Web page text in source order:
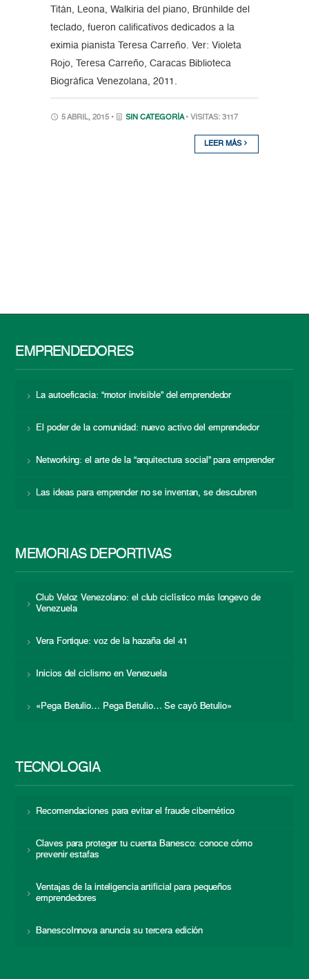
Titán, Leona, Walkiria del piano, Brünhilde del
teclado, fueron calificativos dedicados a la
eximia pianista Teresa Carreño. Ver: Violeta
Rojo, Teresa Carreño, Caracas Biblioteca
Biográfica Venezolana, 2011.
5 ABRIL, 2015 • SIN CATEGORÍA • VISITAS: 3117
LEER MÁS
EMPRENDEDORES
La autoeficacia: “motor invisible” del emprendedor
El poder de la comunidad: nuevo activo del emprendedor
Networking: el arte de la “arquitectura social” para emprender
Las ideas para emprender no se inventan, se descubren
MEMORIAS DEPORTIVAS
Club Veloz Venezolano: el club ciclístico más longevo de
Venezuela
Vera Fortique: voz de la hazaña del 41
Inicios del ciclismo en Venezuela
«Pega Betulio… Pega Betulio… Se cayó Betulio»
TECNOLOGÍA
Recomendaciones para evitar el fraude cibernético
Claves para proteger tu cuenta Banesco: conoce cómo
prevenir estafas
Ventajas de la inteligencia artificial para pequeños
emprendedores
BanescoInnova anuncia su tercera edición